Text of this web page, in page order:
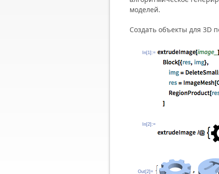
моделей.
Создать объекты для 3D
In[1]:=
In[2]:=
Out[2]=